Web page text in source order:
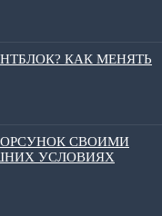
КАК МЕНЯТЬ
СВОИМИ
УСЛОВИЯХ